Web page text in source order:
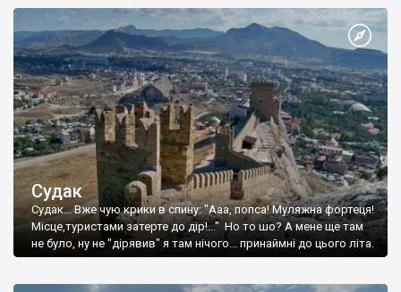
Судак
Судак... Вже чую крики в спину: "Ааа, попса! Муляжна фортеця!
Місце,туристами затерте до дір!..." Но то шо? А мене ще там
не було, ну не "дірявив" я там нічого... принаймні до цього літа.